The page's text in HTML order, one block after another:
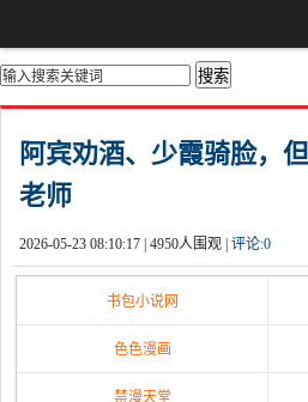
你的位置： 首页>都市激情
阿宾劝酒、少霞骑脸，
老师
2026-05-23 08:10:17 | 4950人围观 | 评论:0
书包小说网
色色漫画
禁漫天堂